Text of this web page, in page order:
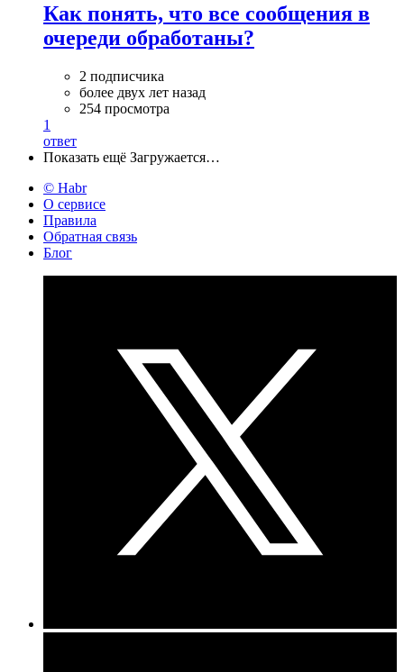
Как понять, что все сообщения в
очереди обработаны?
2 подписчика
более двух лет назад
254 просмотра
1
ответ
Показать ещё Загружается…
© Habr
О сервисе
Правила
Обратная связь
Блог